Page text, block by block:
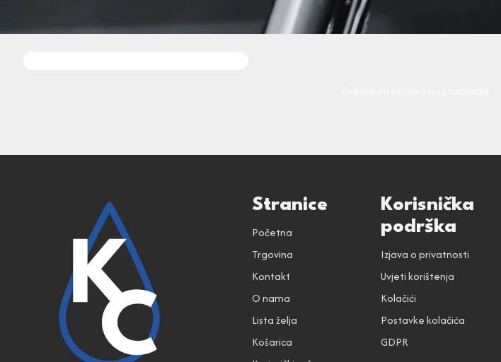
Stranice
Početna
Trgovina
Kontakt
O nama
Lista želja
Košarica
Korisnička
podrška
Izjava o privatnosti
Uvjeti korištenja
Kolačići
Postavke kolačića
GDPR